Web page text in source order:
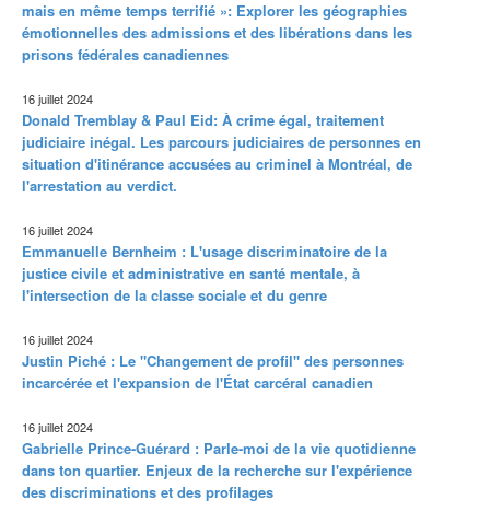
mais en même temps terrifié »: Explorer les géographies
émotionnelles des admissions et des libérations dans les
prisons fédérales canadiennes
16 juillet 2024
Donald Tremblay & Paul Eid: À crime égal, traitement
judiciaire inégal. Les parcours judiciaires de personnes en
situation d'itinérance accusées au criminel à Montréal, de
l'arrestation au verdict.
16 juillet 2024
Emmanuelle Bernheim : L'usage discriminatoire de la
justice civile et administrative en santé mentale, à
l'intersection de la classe sociale et du genre
16 juillet 2024
Justin Piché : Le "Changement de profil" des personnes
incarcérée et l'expansion de l'État carcéral canadien
16 juillet 2024
Gabrielle Prince-Guérard : Parle-moi de la vie quotidienne
dans ton quartier. Enjeux de la recherche sur l'expérience
des discriminations et des profilages